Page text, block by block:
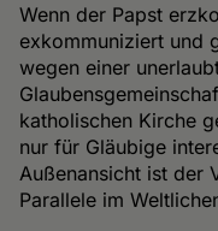
Wenn der Papst
exkommuniziert und
wegen einer
katholischen Kirche
nur für Gläubige
Außenansicht ist der
Parallele im